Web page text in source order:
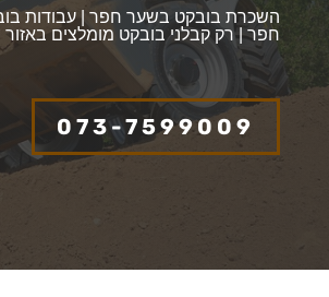
השכרת בובקט בשער חפר | עבודות
חפר | רק קבלני בובקט מומלצים
073-7599009